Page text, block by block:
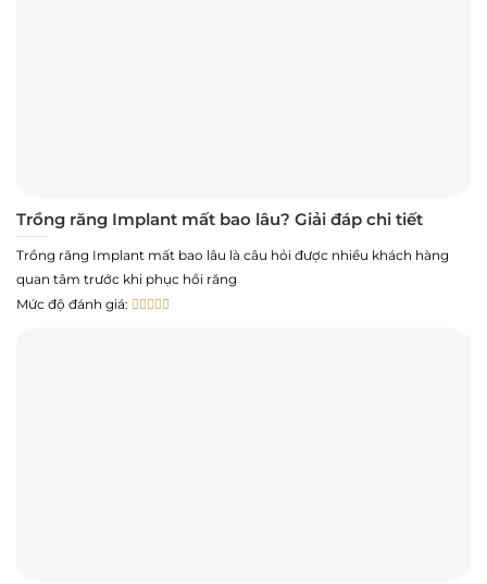
Trồng răng Implant mất bao lâu? Giải đáp chi tiết
Trồng răng Implant mất bao lâu là câu hỏi được nhiều khách hàng
quan tâm trước khi phục hồi răng
Mức độ đánh giá: